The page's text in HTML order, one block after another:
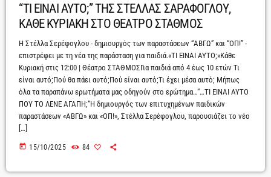
“ΤΙ ΕΙΝΑΙ ΑΥΤΟ;” ΤΗΣ ΣΤΕΛΛΑΣ ΣΑΡΑΦΟΓΛΟΥ,
ΚΑΘΕ ΚΥΡΙΑΚΗ ΣΤΟ ΘΕΑΤΡΟ ΣΤΑΘΜΟΣ
Η Στέλλα Σερέφογλου - δημιουργός των παραστάσεων “ΑΒΓΩ” και “ΟΠ!” -
επιστρέφει με τη νέα της παράσταση για παιδιά.«ΤΙ ΕΙΝΑΙ ΑΥΤΟ;»Κάθε
Κυριακή στις 12:00 | Θέατρο ΣΤΑΘΜΟΣΓια παιδιά από 4 έως 10 ετών Τι
είναι αυτό;Πού θα πάει αυτό;Πού είναι αυτό;Τι έχει μέσα αυτό; Μήπως
όλα τα παραπάνω ερωτήματα μας οδηγούν στο ερώτημα…“…ΤΙ ΕΙΝΑΙ ΑΥΤΟ
ΠΟΥ ΤΟ ΛΕΝΕ ΑΓΑΠΗ;”Η δημιουργός των επιτυχημένων παιδικών
παραστάσεων «ΑΒΓΩ» και «ΟΠ!», Στέλλα Σερέφογλου, παρουσιάζει το νέο
[…]
today 15/10/2025 84